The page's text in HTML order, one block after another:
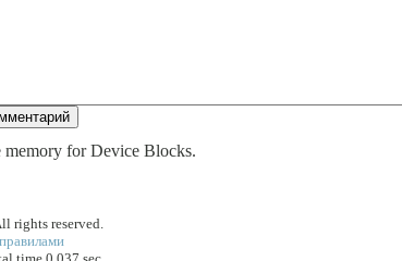
memory for Device Blocks.
rights reserved.
правилами